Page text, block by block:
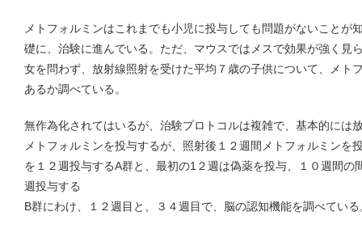
メトフォルミンはこれまでも小児に投与しても問題がないことが
礎に、治験に進んでいる。ただ、マウスではメスで効果が強く見
女を問わず、放射線照射を受けた平均７歳の子供について、メト
あるか調べている。
無作為化されてはいるが、治験プロトコルは複雑で、基本的には
メトフォルミンを投与するが、照射後１２週間メトフォルミンを
を１２週投与するA群と、最初の1２週は偽薬を投与、１０週間の
週投与する
B群にわけ、１２週目と、３４週目で、脳の認知機能を調べている